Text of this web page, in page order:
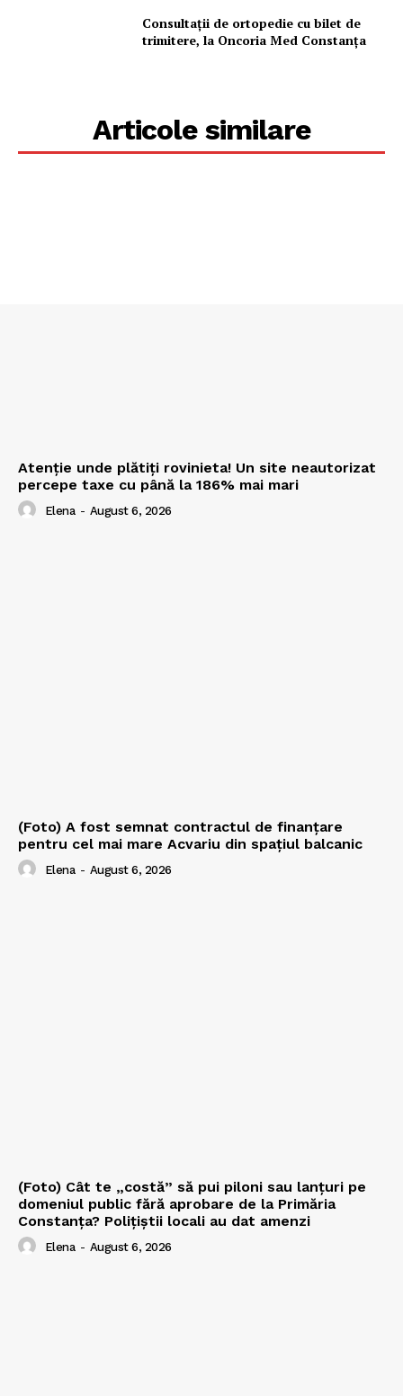
Consultații de ortopedie cu bilet de
trimitere, la Oncoria Med Constanța
Articole similare
Atenție unde plătiți rovinieta! Un site neautorizat
percepe taxe cu până la 186% mai mari
Elena - August 6, 2026
(Foto) A fost semnat contractul de finanțare
pentru cel mai mare Acvariu din spațiul balcanic
Elena - August 6, 2026
(Foto) Cât te „costă” să pui piloni sau lanțuri pe
domeniul public fără aprobare de la Primăria
Constanța? Polițiștii locali au dat amenzi
Elena - August 6, 2026